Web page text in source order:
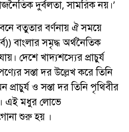
দুর্বলতা, সামরিক নয়।’
বতুতার বর্ণনায় ঐ সময়ে
বাংলার সমৃদ্ধ অর্থনৈতিক
দেশে খাদ্যশস্যের প্রাচুর্য
সস্তা দর উল্লেখ করে তিনি
ও সস্তা দর তিনি পৃথিবীর
এই মধুর লোভে
শুরু হয় ।